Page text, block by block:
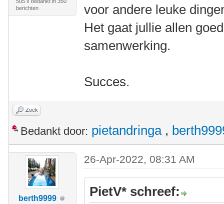
berichten
voor andere leuke
Het gaat jullie allen
samenwerking.
Succes.
Zoek
Bedankt door: pietandringa,
berth9999
26-Apr-2022, 08:31 AM
PietV* schreef: